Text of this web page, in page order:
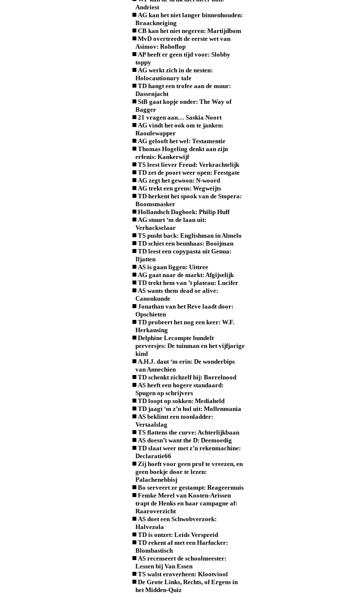
Andriest
AG kan het niet langer binnenhouden:
Braackneiging
CB kan het niet negeren: Martijdbom
MvD overtreedt de eerste wet van
Asimov: Roboflop
AP heeft er geen tijd voor: Slobby
toppy
AG werkt zich in de nesten:
Holocautionary tale
TD hangt een trofee aan de muur:
Dassenjacht
StB gaat kopje onder: The Way of
Bagger
21 vragen aan… Saskia Noort
AG vindt het ook om te janken:
Raoulewapper
AG gelooft het wel: Testamentie
Thomas Hogeling denkt aan zijn
erfenis: Kankerwijf
TS leest liever Freud: Verkrachtelijk
TD zet de poort weer open: Feestgate
AG zegt het gewoon: N-woord
AG trekt een grens: Wegweijts
TD herkent het spook van de Stopera:
Boomsmasker
Hollandsch Dagboek: Philip Huff
AG stuurt ‘m de laan uit:
Verhackselaar
TS pusht back: Englishman in Almelo
TD schiet een beunhaas: Booijman
TD leest een copypasta uit Genua:
Iljatten
AS is gaan liggen: Uittree
AG gaat naar de markt: Afgijselijk
TD trekt hem van ’t plateau: Lucifer
AS wants them dead or alive:
Canonkunde
Jonathan van het Reve laadt door:
Opschieten
TD probeert het nog een keer: W.F.
Herkansing
Delphine Lecompte bundelt
perversjes: De tuinman en het vijfjarige
kind
A.H.J. daut ‘m erin: De wonderbips
van Annechien
TD schenkt zichzelf bij: Borrelnood
AS heeft een hogere standaard:
Spugen op schrijvers
TD loopt op sokken: Mediaheld
TD jaagt ‘m z’n hol uit: Mollenmania
AS beklimt een toonladder:
Vertaalslag
TS flattens the curve: Achterlijkbaan
AS doesn’t want the D: Deemoedig
TD slaat weer met z’n rekenmachine:
Declaratie66
Zij hoeft voor geen prof te vreezen, en
geen boekje door te lezen:
Palachenebbisj
Bo serveert ze gestampt: Reageermuis
Femke Merel van Kooten-Arissen
trapt de Henks en haar campagne af:
Raaroverzicht
AS doet een Schwobverzoek:
Halvezola
TD is ontzet: Leids Verspreid
TD rekent af met een Harfucker:
Blombastisch
AS recenseert de schoolmeester:
Lessen bij Van Essen
TS walst eroverheen: Klootviool
De Grote Links, Rechts, of Ergens in
het Midden-Quiz